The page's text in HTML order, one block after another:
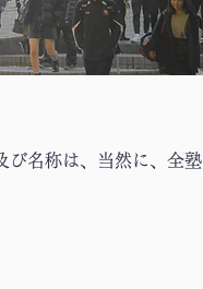
び名称は、当然に、全塾